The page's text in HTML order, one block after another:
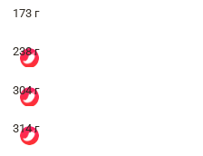
173 г
238 г
304 г
314 г